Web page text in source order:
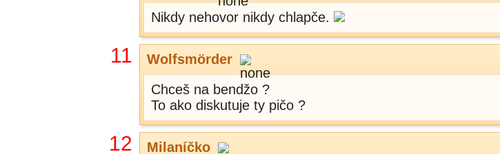
Nikdy nehovor nikdy chlapče.
11 Wolfsmörder
Chceš na bendžo ?
To ako diskutuje ty pičo ?
12 Milaníčko